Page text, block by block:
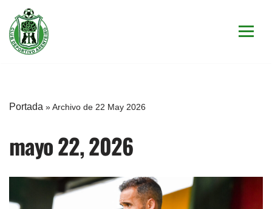
Saltar
al
Portada »Archivo de 22 May 2026
mayo 22, 2026